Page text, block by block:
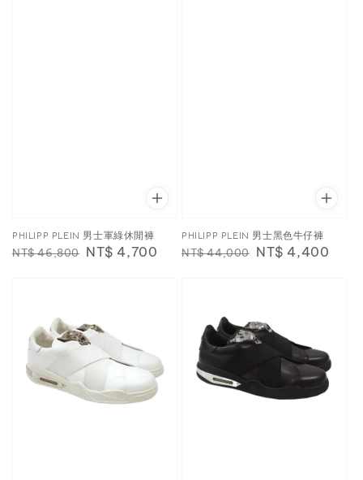
PHILIPP PLEIN 男士軍綠休閒褲
Regular
NT$ 46,800 Sale
NT$ 4,700
PHILIPP PLEIN 男士黑色牛仔褲
Regular
NT$ 44,000 Sale
NT$ 4,400